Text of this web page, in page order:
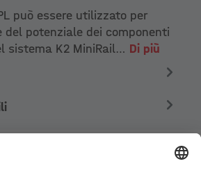
può essere utilizzato per
del potenziale dei componenti
sistema K2 MiniRail… Di più